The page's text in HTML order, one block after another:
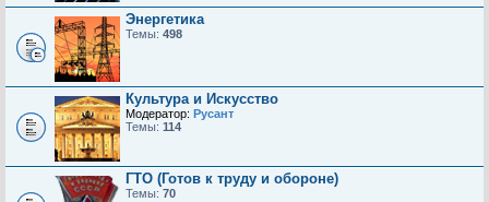
Энергетика
Темы: 498
Культура и Искусство
Модератор: Русант
Темы: 114
ГТО (Готов к труду и обороне)
Темы: 70